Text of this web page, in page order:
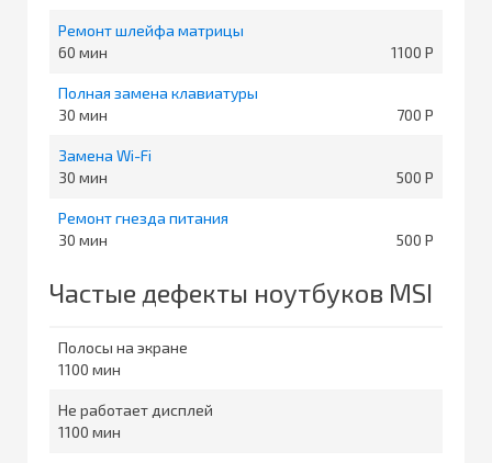
Ремонт шлейфа матрицы
60
1100
Полная замена клавиатуры
30
700
Замена Wi-Fi
30
500
Ремонт гнезда питания
30
500
Частые дефекты ноутбуков MSI
Полосы на экране
1100
Не работает дисплей
1100